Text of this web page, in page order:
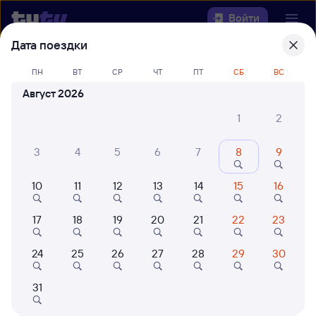
Войти
Выберите день, чтобы найтиж/д
билеты Янаул — Черемхово
Куда
Когда
Кто едет
Найти поезда
Дата поездки
ПН ВТ СР ЧТ ПТ СБ ВС
Август 2026
1
2
3 4 5 6 7 8 9
10 11 12 13 14 15 16
17 18 19 20 21 22 23
24 25 26 27 28 29 30
31